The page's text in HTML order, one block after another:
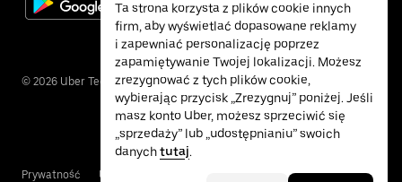
© 2026 Uber Technologies Inc.
Prywatność Ułatwienia dostępu
Ta strona korzysta z plików cookie innych
firm, aby wyświetlać dopasowane reklamy
i zapewniać personalizację poprzez
zapamiętywanie Twojej lokalizacji. Możesz
zrezygnować z tych plików cookie,
wybierając przycisk „Zrezygnuj” poniżej. Jeśli
masz konto Uber, możesz sprzeciwić się
„sprzedaży” lub „udostępnianiu” swoich
danychtutaj.